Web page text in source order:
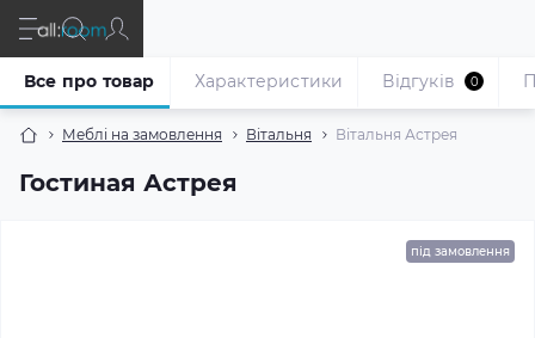
Меблі на замовлення Вітальня Вітальня Астрея
Гостиная Астрея
Все про товар Характеристики Відгуків 0
під замовлення